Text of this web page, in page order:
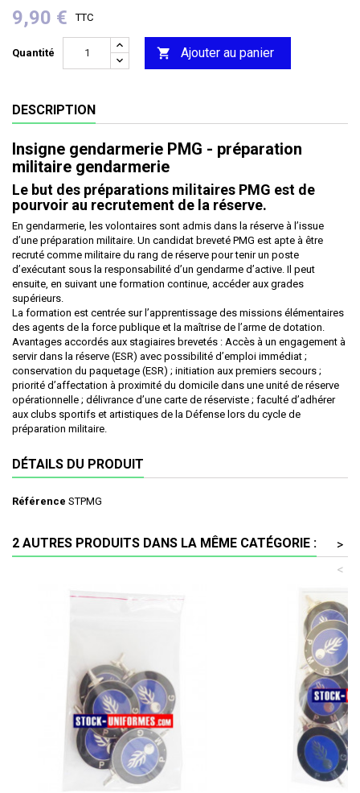
9,90 € TTC
Quantité  Ajouter au panier
DESCRIPTION
Insigne gendarmerie PMG - préparation
militaire gendarmerie
Le but des préparations militaires PMG est de
pourvoir au recrutement de la réserve.
En gendarmerie, les volontaires sont admis dans la réserve à l’issue
d’une préparation militaire. Un candidat breveté PMG est apte à être
recruté comme militaire du rang de réserve pour tenir un poste
d’exécutant sous la responsabilité d’un gendarme d’active. Il peut
ensuite, en suivant une formation continue, accéder aux grades
supérieurs.
La formation est centrée sur l’apprentissage des missions élémentaires
des agents de la force publique et la maîtrise de l’arme de dotation.
Avantages accordés aux stagiaires brevetés : Accès à un engagement à
servir dans la réserve (ESR) avec possibilité d’emploi immédiat ;
conservation du paquetage (ESR) ; initiation aux premiers secours ;
priorité d’affectation à proximité du domicile dans une unité de réserve
opérationnelle ; délivrance d’une carte de réserviste ; faculté d’adhérer
aux clubs sportifs et artistiques de la Défense lors du cycle de
préparation militaire.
DÉTAILS DU PRODUIT
Référence STPMG
2 AUTRES PRODUITS DANS LA MÊME CATÉGORIE :
>
<